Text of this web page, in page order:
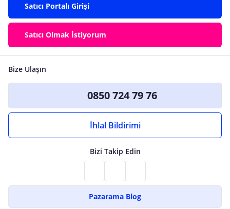
Satıcı Portalı Girişi
Satıcı Olmak İstiyorum
Bize Ulaşın
0850 724 79 76
İhlal Bildirimi
Bizi Takip Edin
Pazarama Blog